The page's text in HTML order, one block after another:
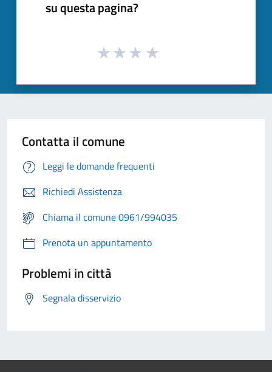
su questa pagina?
Contatta il comune
Leggi le domande frequenti
Richiedi Assistenza
Chiama il comune 0961/994035
Prenota un appuntamento
Problemi in città
Segnala disservizio